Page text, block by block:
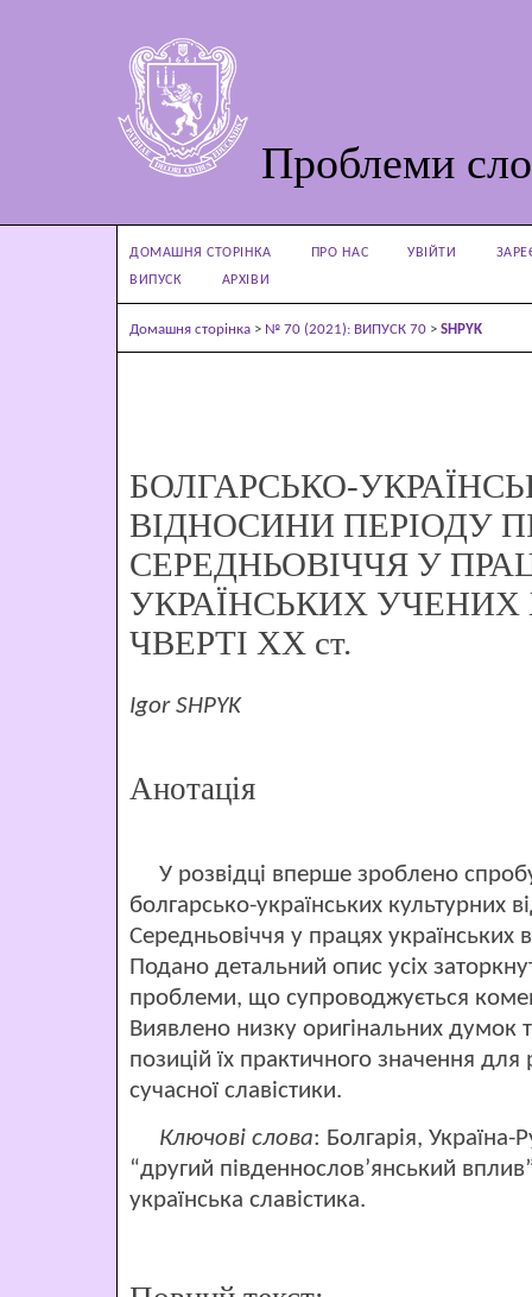
Проблеми
ДОМАШНЯ СТОРІНКА ПРО НАС УВІЙТИ
ВИПУСК
АРХІВИ
Домашня сторінка > № 70 (2021): ВИПУСК 70 > SHPYK
БОЛГАРСЬКО-
ВІДНОСИНИ ПЕРІОДУ
СЕРЕДНЬОВІЧЧЯ У
УКРАЇНСЬКИХ УЧЕНИХ
ЧВЕРТІ ХХ ст.
Igor SHPYK
Анотація
У розвідці вперше зроблено
болгарсько-українських культурних
Середньовіччя у працях українських
Подано детальний опис усіх
проблеми, що супроводжується
Виявлено низку оригінальних думок
позицій їх практичного значення для
сучасної славістики.
Ключові слова: Болгарія, Україна-
“другий південнослов’янський
українська славістика.